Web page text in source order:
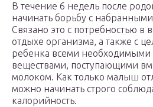
В течение 6 недель после
начинать борьбу с
Связано это с потребностью в
отдыхе организма, а также с
ребенка всеми необходимыми
веществами, поступающими
молоком. Как только малыш
можно начинать строго
калорийность.